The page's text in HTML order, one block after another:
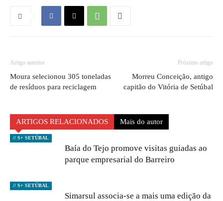
Artigo anterior
Moura selecionou 305 toneladas
de resíduos para reciclagem
Próximo artigo
Morreu Conceição, antigo
capitão do Vitória de Setúbal
ARTIGOS RELACIONADOS Mais do autor
// S+ SETÚBAL
Baía do Tejo promove visitas guiadas ao
parque empresarial do Barreiro
// S+ SETÚBAL
Simarsul associa-se a mais uma edição da